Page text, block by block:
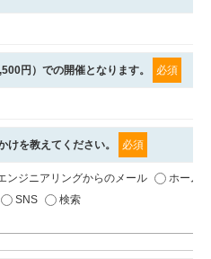
円）での開催となります。 必須
けを教えてください。 必須
ンジニアリングからのメール
ホーム
SNS
検索